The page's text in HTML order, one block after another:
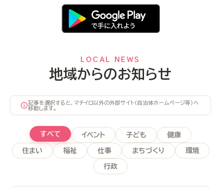
LOCAL NEWS
地域からのお知らせ
記事を選択すると、マチイロ以外の外部サイト（自治体ホームページ等）へ
移動します。
すべて イベント 子ども 健康
住まい 福祉 仕事 まちづくり 環境
行政